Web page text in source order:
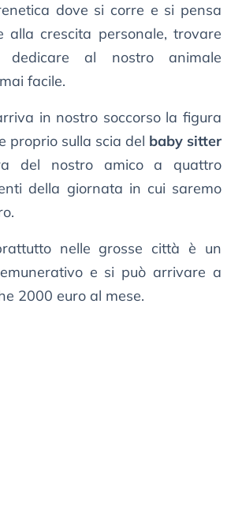
dove si corre e si pensa
alla crescita personale, trovare
al nostro animale
facile.
in nostro soccorso la figura
proprio sulla scia del baby sitter
del nostro amico a quattro
della giornata in cui saremo
nelle grosse città è un
e si può arrivare a
2000 euro al mese.